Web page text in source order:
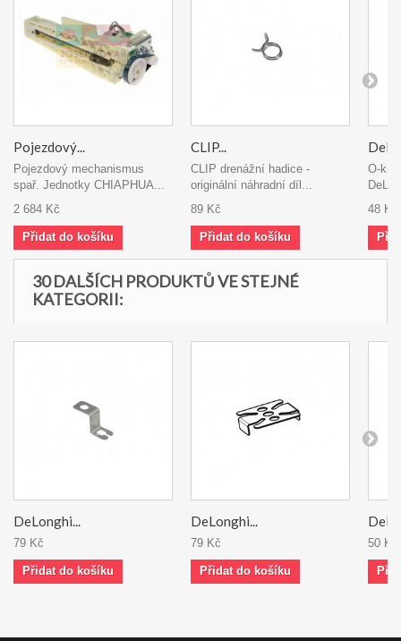
Pojezdový...
Pojezdový mechanismus
spař. Jednotky CHIAPHUA...
2 684 Kč
Přidat do košíku
CLIP...
CLIP drenážní hadice -
originální náhradní díl...
89 Kč
Přidat do košíku
O-
48 Kč
30 DALŠÍCH PRODUKTŮ VE STEJNÉ
KATEGORII:
DeLonghi...
79 Kč
Přidat do košíku
DeLonghi...
79 Kč
Přidat do košíku
50 Kč